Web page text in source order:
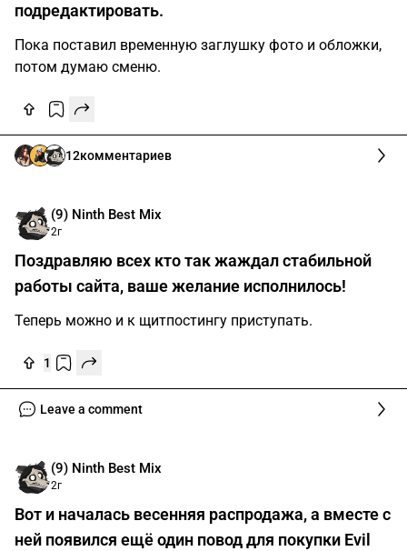
подредактировать.
Пока поставил временную заглушку фото и обложки,
потом думаю сменю.
12комментариев
(9) Ninth Best Mix
2г
Поздравляю всех кто так жаждал стабильной
работы сайта, ваше желание исполнилось!
Теперь можно и к щитпостингу приступать.
1
Leave a comment
(9) Ninth Best Mix
2г
Вот и началась весенняя распродажа, а вместе с
ней появился ещё один повод для покупки Evil